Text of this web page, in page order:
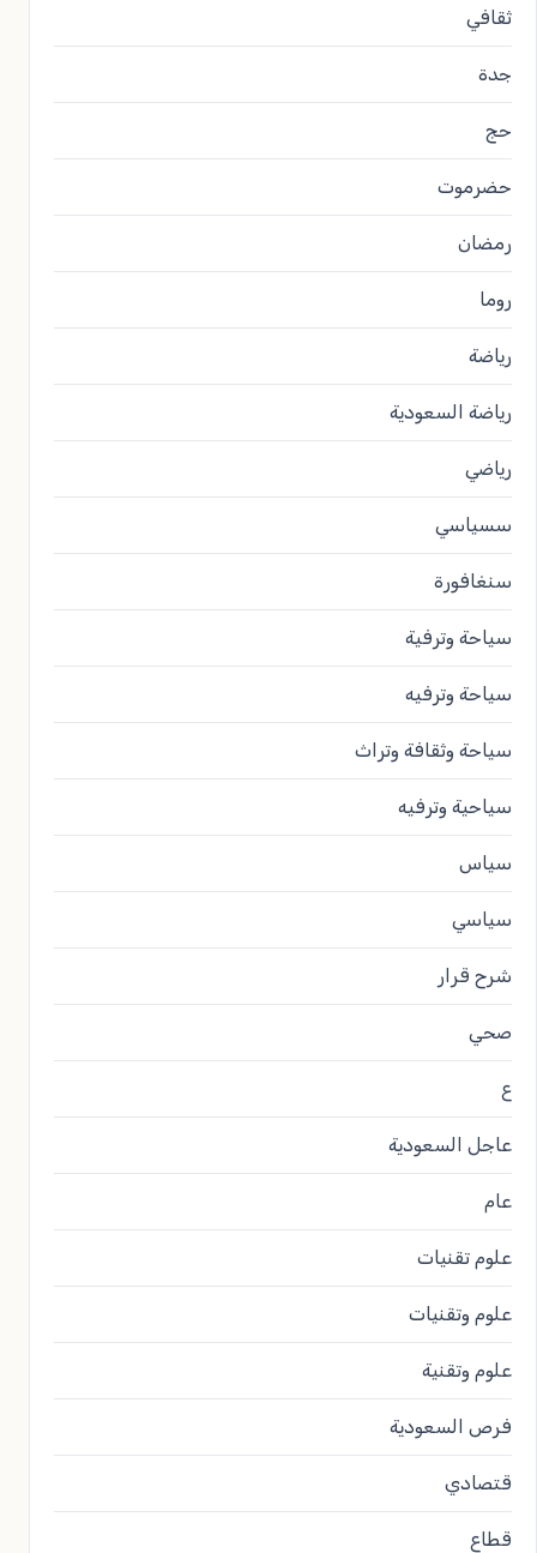
ثقافي
جدة
حج
حضرموت
رمضان
روما
رياضة
رياضة السعودية
رياضي
سسياسي
سنغافورة
سياحة وترفية
سياحة وترفيه
سياحة وثقافة وتراث
سياحية وترفيه
سياس
سياسي
شرح قرار
صحي
ع
عاجل السعودية
عام
علوم تقنيات
علوم وتقنيات
علوم وتقنية
فرص السعودية
قتصادي
قطاع